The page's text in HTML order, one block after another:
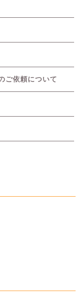
ご依頼について